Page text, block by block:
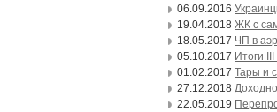
06.09.2016
19.04.2018 ЖК с
18.05.2017 ЧП в
05.10.2017 Итоги
01.02.2017 Тары и
27.12.2018
22.05.2019